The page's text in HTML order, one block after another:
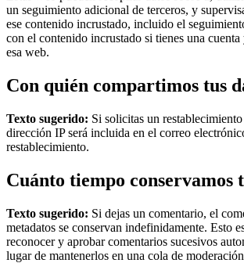
un seguimiento adicional de terceros, y
ese contenido incrustado, incluido el
con el contenido incrustado si tienes una cuenta
esa web.
Con quién compartimos tus
Texto sugerido: Si solicitas un
dirección IP será incluida en el correo
restablecimiento.
Cuánto tiempo conservamos
Texto sugerido: Si dejas un comentario, el
metadatos se conservan indefinidamente. Esto
reconocer y aprobar comentarios sucesivos
lugar de mantenerlos en una cola de